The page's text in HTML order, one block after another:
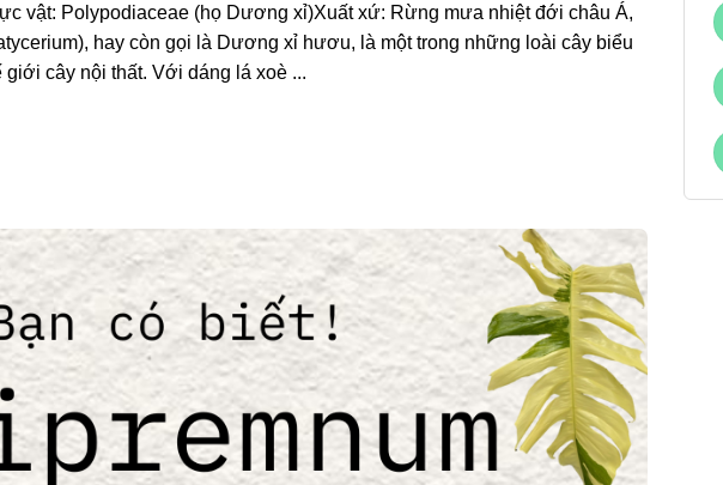
vật: Polypodiaceae (họ Dương xỉ)Xuất xứ: Rừng mưa nhiệt đới châu Á,
hay còn gọi là Dương xỉ hươu, là một trong những loài cây biểu
cây nội thất. Với dáng lá xoè ...